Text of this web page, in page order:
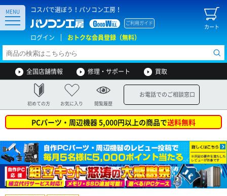
コスパで選ぼう！パソコン工房！
カート
ご利用ガイド
ログイン おトクな会員登録（無料）
MENU
全国店舗情報 修理・サポート 買取
初めての方 お気に入り 閲覧履歴
お電話でのご相談窓口
PCパーツ・周辺機器 5,000円以上の商品で送料無料